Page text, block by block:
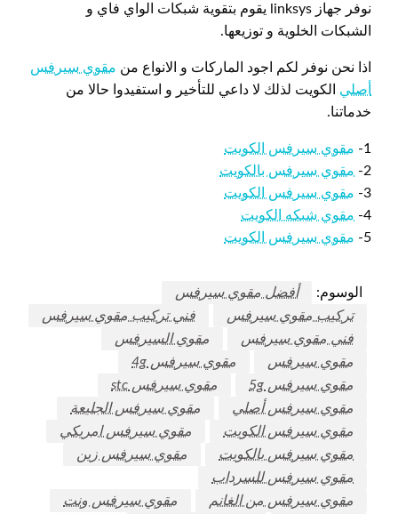
نوفر جهاز linksys يقوم بتقوية شبكات الواي فاي و
الشبكات الخلوية و توزيعها.
اذا نحن نوفر لكم اجود الماركات و الانواع من مقوي سيرفس
أصلي الكويت لذلك لا داعي للتأخير و استفيدوا حالا من
خدماتنا.
1-
مقوي سيرفس الكويت
2-
مقوي سيرفس بالكويت
3-
مقوي سيرفس الكويت
4-
مقوي شبكه الكويت
5-
مقوي سيرفس الكويت
الوسوم:
أفضل مقوي سيرفس
تركيب مقوي سيرفس
فني تركيب مقوي سيرفس
فني مقوي سيرفس
مقوي السيرفس
مقوي سيرفس
مقوي سيرفس 4g
مقوي سيرفس 5g
مقوي سيرفس stc
مقوي سيرفس أصلي
مقوي سيرفس الجليعة
مقوي سيرفس الكويت
مقوي سيرفس امريكي
مقوي سيرفس بالكويت
مقوي سيرفس زين
مقوي سيرفس للسرداب
مقوي سيرفس من الغانم
مقوي سيرفس ونت